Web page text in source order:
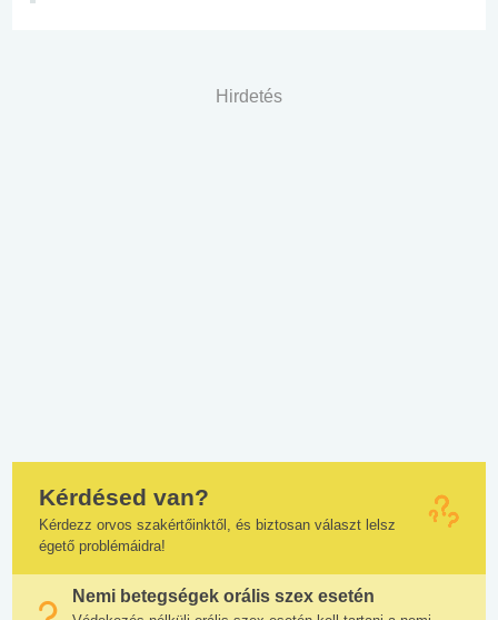
Hirdetés
Kérdésed van?
Kérdezz orvos szakértőinktől, és biztosan választ lelsz
égető problémáidra!
Nemi betegségek orális szex esetén